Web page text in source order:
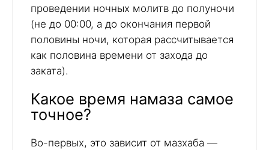
проведении ночных молитв до полуночи
(не до 00:00, а до окончания первой
половины ночи, которая рассчитывается
как половина времени от захода до
заката).
Какое время намаза самое
точное?
Во-первых, это зависит от мазхаба —